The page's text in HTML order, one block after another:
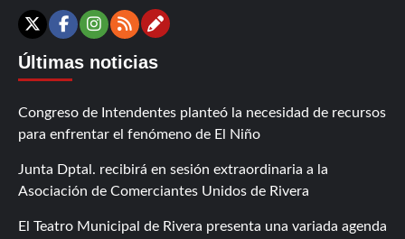
X Facebook
Instagram
RSSContáctanos
Últimas noticias
Congreso de Intendentes planteó la necesidad de recursos
para enfrentar el fenómeno de El Niño
Junta Dptal. recibirá en sesión extraordinaria a la
Asociación de Comerciantes Unidos de Rivera
El Teatro Municipal de Rivera presenta una variada agenda